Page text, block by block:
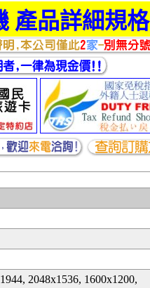
產品詳細規格
2048x1536, 1600x1200,